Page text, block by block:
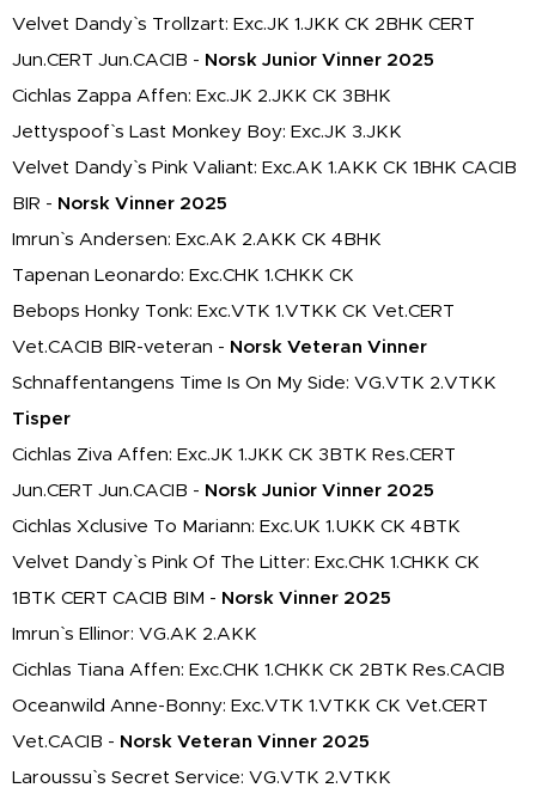
Velvet Dandy` s Trollzart: Exc.JK 1.JKK CK 2BHK CERT
Jun.CERT Jun.CACIB - Norsk Junior Vinner 2025
Cichlas Zappa Affen: Exc.JK 2.JKK CK 3BHK
Jettyspoof` s Last Monkey Boy: Exc.JK 3.JKK
Velvet Dandy` s Pink Valiant: Exc.AK 1.AKK CK 1BHK CACIB
BIR - Norsk Vinner 2025
Imrun` s Andersen: Exc.AK 2.AKK CK 4BHK
Tapenan Leonardo: Exc.CHK 1.CHKK CK
Bebops Honky Tonk: Exc.VTK 1.VTKK CK Vet.CERT
Vet.CACIB BIR-veteran - Norsk Veteran Vinner
Schnaffentangens Time Is On My Side: VG.VTK 2.VTKK
Tisper
Cichlas Ziva Affen: Exc.JK 1.JKK CK 3BTK Res.CERT
Jun.CERT Jun.CACIB - Norsk Junior Vinner 2025
Cichlas Xclusive To Mariann: Exc.UK 1.UKK CK 4BTK
Velvet Dandy` s Pink Of The Litter: Exc.CHK 1.CHKK CK
1BTK CERT CACIB BIM - Norsk Vinner 2025
Imrun` s Ellinor: VG.AK 2.AKK
Cichlas Tiana Affen: Exc.CHK 1.CHKK CK 2BTK Res.CACIB
Oceanwild Anne-Bonny: Exc.VTK 1.VTKK CK Vet.CERT
Vet.CACIB - Norsk Veteran Vinner 2025
Laroussu` s Secret Service: VG.VTK 2.VTKK